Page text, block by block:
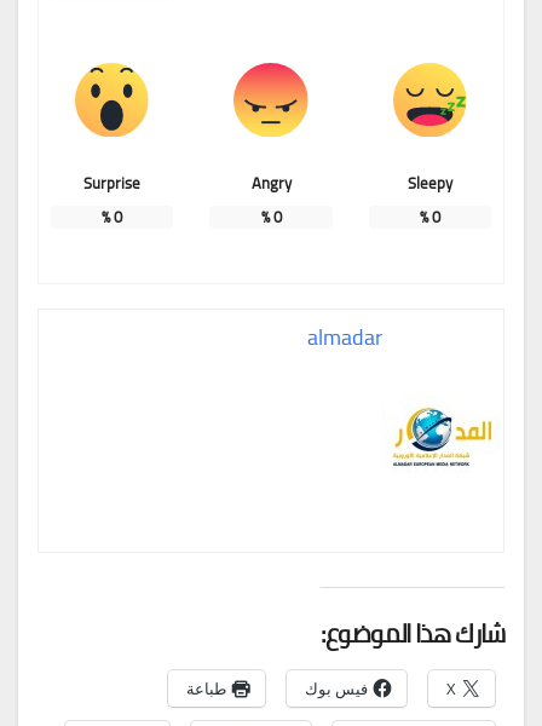
Sleepy
0
%
Angry
0
%
Surprise
0
%
almadar
شارك هذا الموضوع:
X فيس بوك طباعة